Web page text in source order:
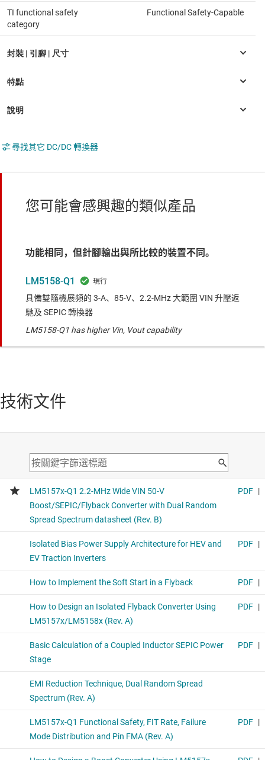
TI functional safety
category
Functional Safety-Capable
尋找其它 DC/DC 轉換器
您可能會感興趣的類似產品
功能相同，但針腳輸出與所比較的裝置不同。
LM5158-Q1
具備雙隨機展頻的 3-A、85-V、2.2-MHz 大範圍 VIN 升壓返
馳及 SEPIC 轉換器
LM5158-Q1 has higher Vin, Vout capability
技術文件